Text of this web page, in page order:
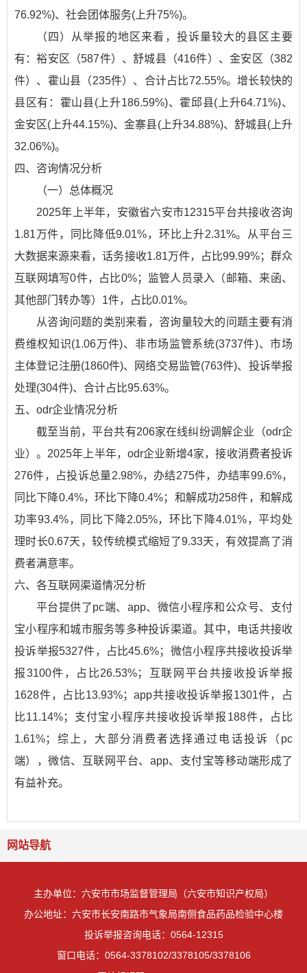
76.92%)、社会团体服务(上升75%)。
（四）从举报的地区来看，投诉量较大的县区主要
有：裕安区（587件）、舒城县（416件）、金安区（382
件）、霍山县（235件）、合计占比72.55%。增长较快的
县区有：霍山县(上升186.59%)、霍邱县(上升64.71%)、
金安区(上升44.15%)、金寨县(上升34.88%)、舒城县(上升
32.06%)。
四、咨询情况分析
（一）总体概况
2025年上半年，安徽省六安市12315平台共接收咨询
1.81万件，同比降低9.01%，环比上升2.31%。从平台三
大数据来源来看，话务接收1.81万件，占比99.99%；群众
互联网填写0件，占比0%；监管人员录入（邮箱、来函、
其他部门转办等）1件，占比0.01%。
从咨询问题的类别来看，咨询量较大的问题主要有消
费维权知识(1.06万件)、非市场监管系统(3737件)、市场
主体登记注册(1860件)、网络交易监管(763件)、投诉举报
处理(304件)、合计占比95.63%。
五、odr企业情况分析
截至当前，平台共有206家在线纠纷调解企业（odr企
业）。2025年上半年，odr企业新增4家，接收消费者投诉
276件，占投诉总量2.98%，办结275件，办结率99.6%，
同比下降0.4%，环比下降0.4%；和解成功258件，和解成
功率93.4%，同比下降2.05%，环比下降4.01%，平均处
理时长0.67天，较传统模式缩短了9.33天，有效提高了消
费者满意率。
六、各互联网渠道情况分析
平台提供了pc端、app、微信小程序和公众号、支付
宝小程序和城市服务等多种投诉渠道。其中，电话共接收
投诉举报5327件，占比45.6%；微信小程序共接收投诉举
报3100件，占比26.53%；互联网平台共接收投诉举报
1628件，占比13.93%；app共接收投诉举报1301件，占
比11.14%；支付宝小程序共接收投诉举报188件，占比
1.61%；综上，大部分消费者选择通过电话投诉（pc
端），微信、互联网平台、app、支付宝等移动端形成了
有益补充。
网站导航
主办单位：六安市市场监督管理局（六安市知识产权局）
办公地址：六安市长安南路市气象局南侧食品药品检验中心楼
投诉举报咨询电话：0564-12315
窗口电话：0564-3378102/3378105/3378106